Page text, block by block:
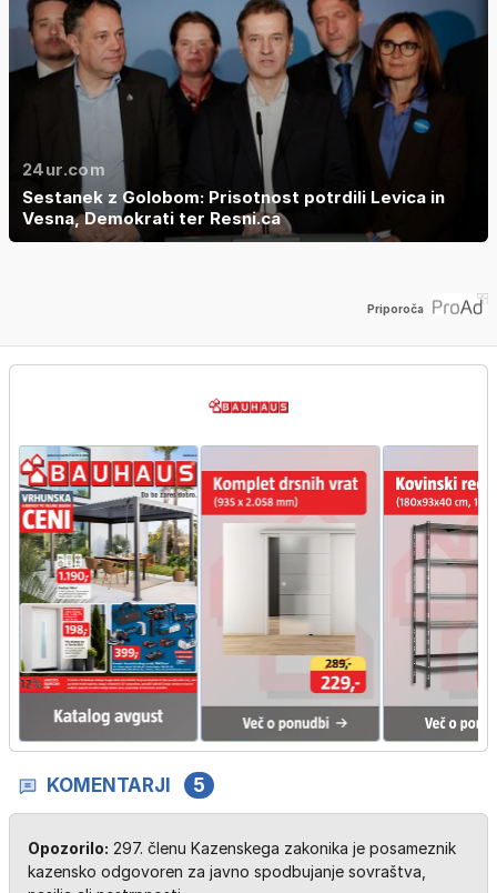
24ur.com
Sestanek z Golobom: Prisotnost potrdili Levica in
Vesna, Demokrati ter Resni.ca
Priporoča
KOMENTARJI 5
Opozorilo: 297. členu Kazenskega zakonika je posameznik
kazensko odgovoren za javno spodbujanje sovraštva,